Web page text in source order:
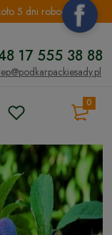
5 dni roboczych.
17 555 38 88
0